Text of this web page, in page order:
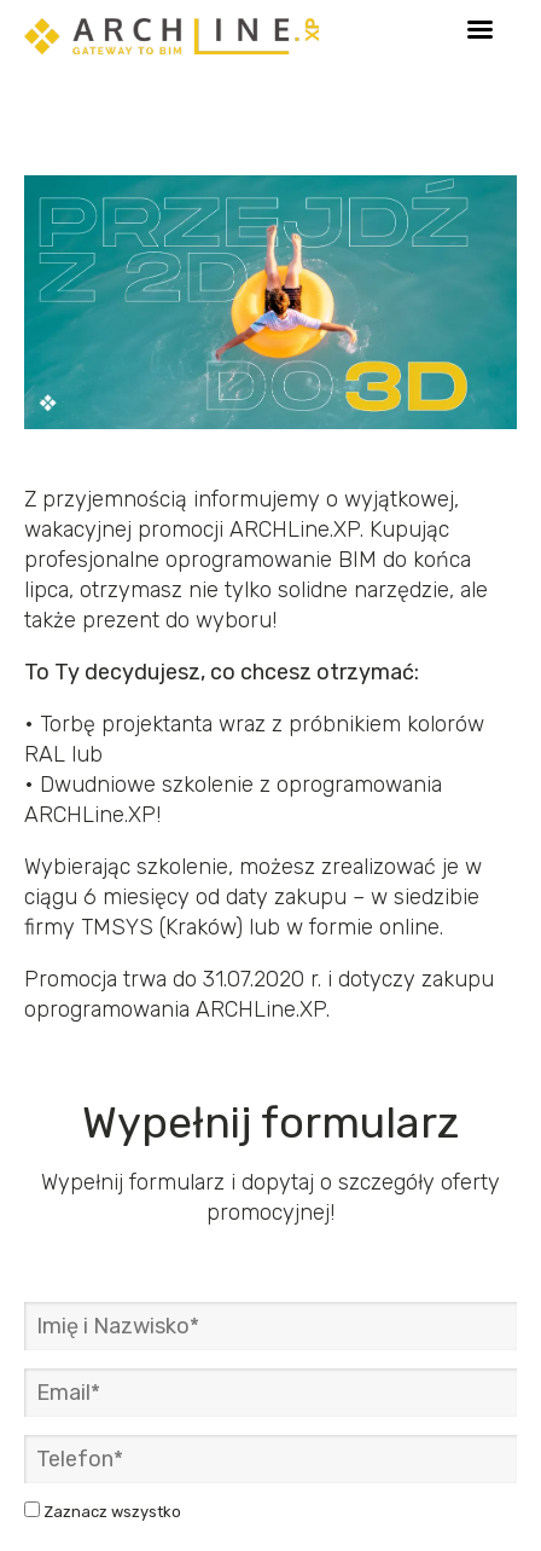
3D. ARCHLine.XP 2026 jest już
Z przyjemnością informujemy o wyjątkowej,
wakacyjnej promocji ARCHLine.XP. Kupując
profesjonalne oprogramowanie BIM do końca
lipca, otrzymasz nie tylko solidne narzędzie, ale
także prezent do wyboru!
To Ty decydujesz, co chcesz otrzymać:
• Torbę projektanta wraz z próbnikiem kolorów
RAL lub
• Dwudniowe szkolenie z oprogramowania
ARCHLine.XP!
Wybierając szkolenie, możesz zrealizować je w
ciągu 6 miesięcy od daty zakupu – w siedzibie
firmy TMSYS (Kraków) lub w formie online.
Promocja trwa do 31.07.2020 r. i dotyczy zakupu
oprogramowania ARCHLine.XP.
Wypełnij formularz
Wypełnij formularz i dopytaj o szczegóły oferty
promocyjnej!
Zaznacz wszystko